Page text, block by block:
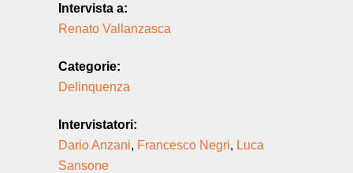
Intervista a:
Renato Vallanzasca
Categorie:
Delinquenza
Intervistatori:
Dario Anzani, Francesco Negri, Luca
Sansone